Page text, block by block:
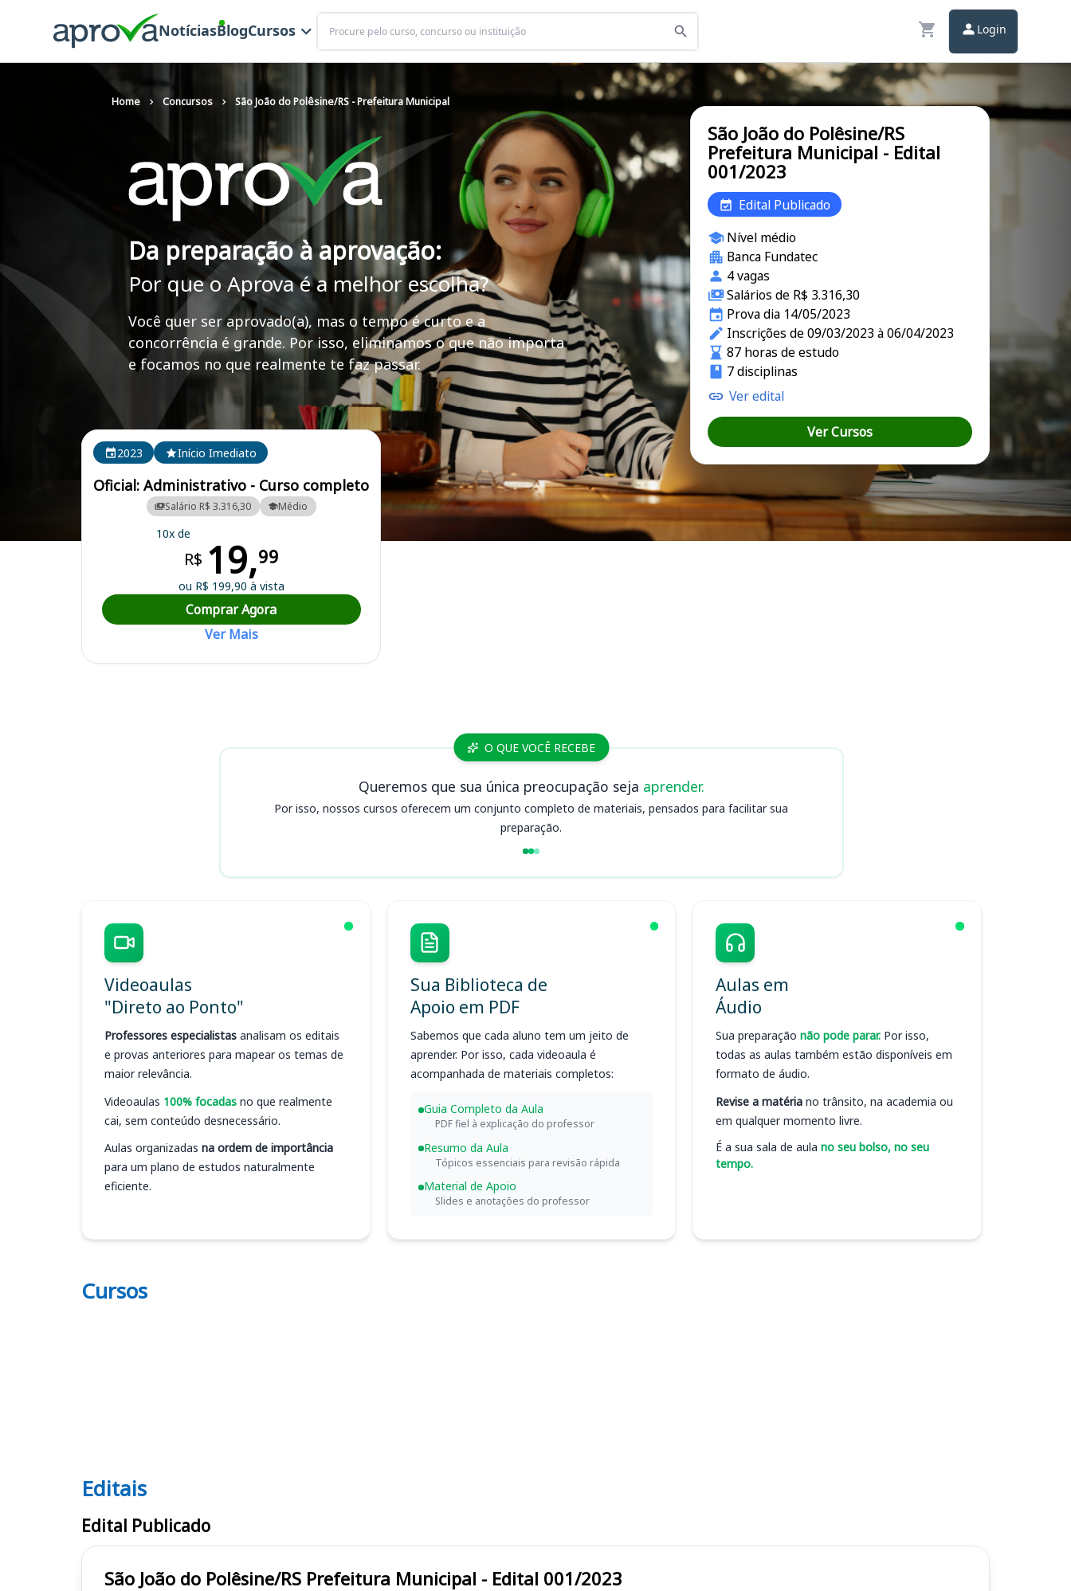
NotíciasBlogCursos
Buscar
Login
Home Concursos São João do Polêsine/RS - Prefeitura Municipal
Da preparação à aprovação:
Por que o Aprova é a melhor escolha?
Você quer ser aprovado(a), mas o tempo é curto e a
concorrência é grande. Por isso, eliminamos o que não importa
e focamos no que realmente te faz passar.
Curso Preparatório para o Concurso São João do Polêsine/RS - Prefeitura Municipal
Cursos em destaque para passar no concurso
2023
Início Imediato
Oficial: Administrativo - Curso completo
Salário R$ 3.316,30 Médio
10x de
R$ 19,99
ou R$ 199,90 à vista
Comprar Agora
Ver Mais
São João do Polêsine/RS
Prefeitura Municipal - Edital
001/2023
Edital Publicado
Nível médio
Banca Fundatec
4 vagas
Salários de R$ 3.316,30
Prova dia 14/05/2023
Inscrições de 09/03/2023 à 06/04/2023
87 horas de estudo
7 disciplinas
Ver edital
Ver Cursos
O QUE VOCÊ RECEBE
Queremos que sua única preocupação seja aprender.
Por isso, nossos cursos oferecem um conjunto completo de materiais, pensados para facilitar sua
preparação.
Videoaulas
"Direto ao Ponto"
Professores especialistas analisam os editais
e provas anteriores para mapear os temas de
maior relevância.
Videoaulas 100% focadas no que realmente
cai, sem conteúdo desnecessário.
Aulas organizadas na ordem de importância
para um plano de estudos naturalmente
eficiente.
Sua Biblioteca de
Apoio em PDF
Sabemos que cada aluno tem um jeito de
aprender. Por isso, cada videoaula é
acompanhada de materiais completos:
Guia Completo da Aula
PDF fiel à explicação do professor
Resumo da Aula
Tópicos essenciais para revisão rápida
Material de Apoio
Slides e anotações do professor
Aulas em
Áudio
Sua preparação não pode parar. Por isso,
todas as aulas também estão disponíveis em
formato de áudio.
Revise a matéria no trânsito, na academia ou
em qualquer momento livre.
É a sua sala de aula no seu bolso, no seu
tempo.
Cursos
Editais
Editais
Edital Publicado
São João do Polêsine/RS Prefeitura Municipal - Edital 001/2023